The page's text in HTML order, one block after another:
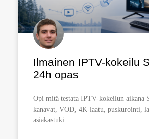
Ilmainen IPTV-kokeilu
24h opas
Opi mitä testata IPTV-kokeilun aikana
kanavat, VOD, 4K-laatu, puskurointi,
asiakastuki.